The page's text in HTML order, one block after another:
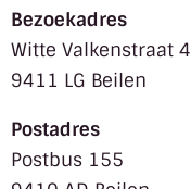
Bezoekadres
Witte Valkenstraat 4
9411 LG Beilen
Postadres
Postbus 155